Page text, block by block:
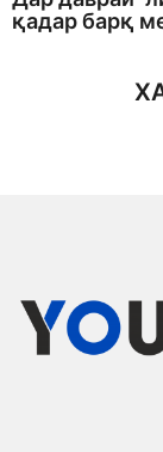
қадар барқ